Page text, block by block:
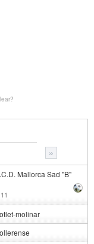
»
Mallorca Sad "B"
molinar